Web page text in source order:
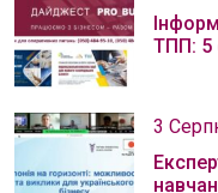
ТПП: 5
3